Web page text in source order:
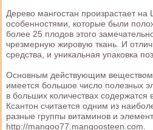
Дерево мангостан произрастает
особенностями, которые были
более 25 плодов этого
чрезмерную жировую ткань. И
средства, и уникальная упаковка
Основным действующим веществом
имеется большое число полезных
в больших количествах
Ксантон считается одним из
разные группы витаминов и
http://mangoo77.mangoosteen.com.